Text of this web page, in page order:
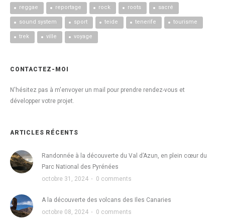
reggae reportage rock roots sacré
sound system sport teide tenerife tourisme
trek ville voyage
CONTACTEZ-MOI
N'hésitez pas à m'envoyer un mail pour prendre rendez-vous et
développer votre projet.
ARTICLES RÉCENTS
Randonnée à la découverte du Val d’Azun, en plein cœur du
Parc National des Pyrénées
octobre 31, 2024 · 0 comments
A la découverte des volcans des Iles Canaries
octobre 08, 2024 · 0 comments